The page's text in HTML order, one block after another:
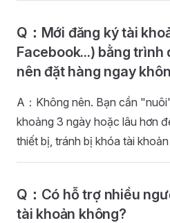
Q：Mới đăng ký tài
Facebook...) bằng
nên đặt hàng ngay
A：Không nên. Bạn cần
khoảng 3 ngày hoặc lâu hơn
thiết bị, tránh bị khóa tài
Q：Có hỗ trợ nhiều
tài khoản không?